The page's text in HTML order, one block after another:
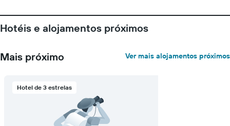
Hotéis e alojamentos próximos
Mais próximo Ver mais alojamentos próximos
Hotel de 3 estrelas